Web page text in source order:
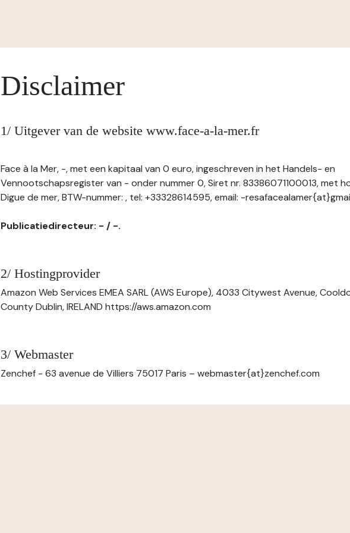
Disclaimer
1/ Uitgever van de website www.face-a-la-mer.fr
Face à la Mer, -, met een kapitaal van 0 euro, ingeschreven in het Handels- en
Vennootschapsregister van - onder nummer 0, Siret nr. 83386071100013, met
Digue de mer, BTW-nummer: , tel: +33328614595, email: -
Publicatiedirecteur: - / -.
2/ Hostingprovider
Amazon Web Services EMEA SARL (AWS Europe), 4033 Citywest Avenue,
County Dublin, IRELAND https://aws.amazon.com
3/ Webmaster
Zenchef - 63 avenue de Villiers 75017 Paris – webmaster{at}zenchef.com